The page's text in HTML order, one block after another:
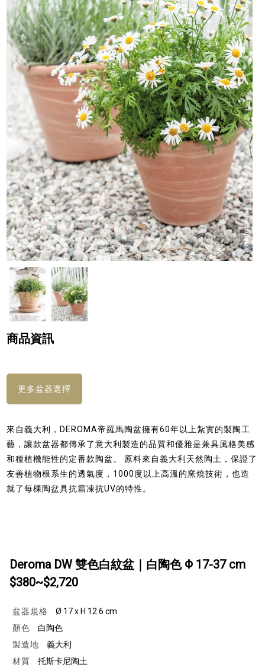
商品資訊
更多盆器選擇
來自義大利，DEROMA帝羅馬陶盆擁有60年以上紮實的製陶工
藝，讓款盆器都傳承了意大利製造的品質和優雅是兼具風格美感
和種植機能性的定番款陶盆。 原料來自義大利天然陶土，保證了
友善植物根系生的透氣度，1000度以上高溫的窯燒技術，也造
就了每棵陶盆具抗霜凍抗UV的特性。
Deroma DW 雙色白紋盆｜白陶色 Φ 17-37 cm
$380~$2,720
盆器規格
Ø 17 x H 12.6 cm
顏色
白陶色
製造地
義大利
材質
托斯卡尼陶土